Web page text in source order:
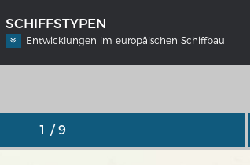
SCHIFFSTYPEN
Entwicklungen im europäischen Schiffbau
1 / 9